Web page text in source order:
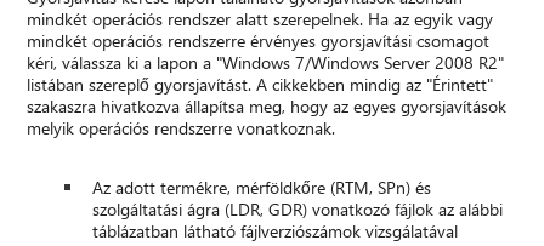
mindkét operációs rendszer alatt szerepelnek. Ha az egyik vagy
mindkét operációs rendszerre érvényes gyorsjavítási csomagot
kéri, válassza ki a lapon a "Windows 7/Windows Server 2008 R2"
listában szereplő gyorsjavítást. A cikkekben mindig az "Érintett"
szakaszra hivatkozva állapítsa meg, hogy az egyes gyorsjavítások
melyik operációs rendszerre vonatkoznak.
Az adott termékre, mérföldkőre (RTM, SPn) és
szolgáltatási ágra (LDR, GDR) vonatkozó fájlok az alábbi
táblázatban látható fájlverziószámok vizsgálatával